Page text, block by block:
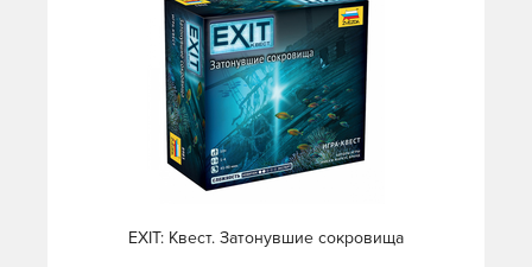
EXIT: Квест. Затонувшие сокровища